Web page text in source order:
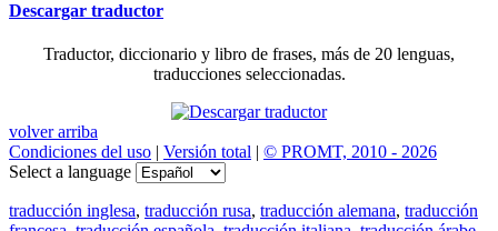
Descargar traductor
Traductor, diccionario y libro de frases, más de 20 lenguas,
traducciones seleccionadas.
volver arriba
Condiciones del uso | Versión total | © PROMT, 2010 - 2026
Select a language
traducción inglesa, traducción rusa, traducción alemana, traducción